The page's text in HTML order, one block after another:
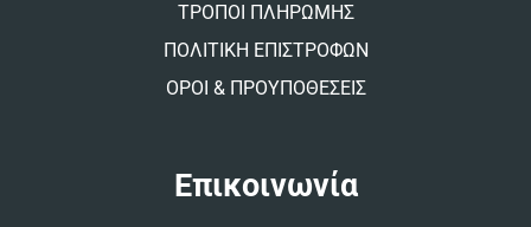
ΤΡΟΠΟΙ ΠΛΗΡΩΜΗΣ
ΠΟΛΙΤΙΚΗ ΕΠΙΣΤΡΟΦΩΝ
ΟΡΟΙ & ΠΡΟΥΠΟΘΕΣΕΙΣ
Επικοινωνία